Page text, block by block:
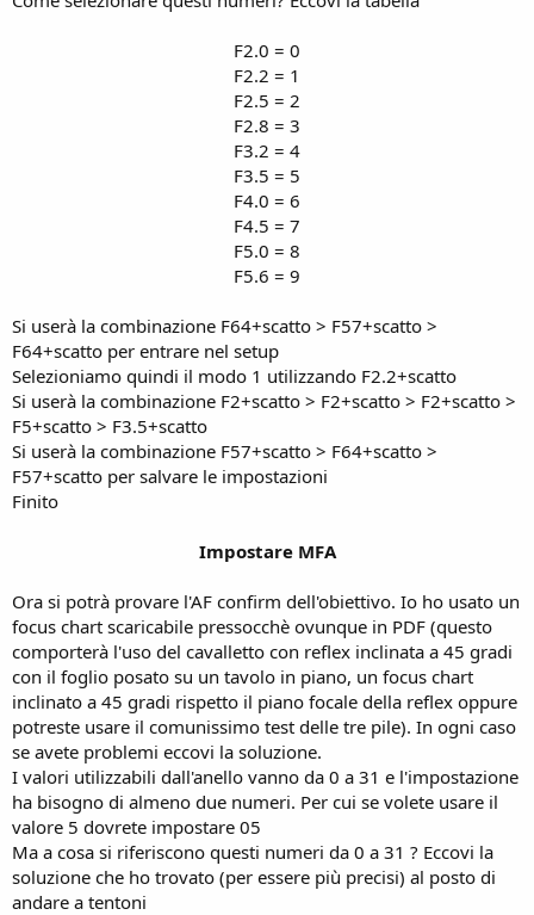
F2.0 = 0
F2.2 = 1
F2.5 = 2
F2.8 = 3
F3.2 = 4
F3.5 = 5
F4.0 = 6
F4.5 = 7
F5.0 = 8
F5.6 = 9​
Si userà la combinazione F64+scatto > F57+scatto >
F64+scatto per entrare nel setup
Selezioniamo quindi il modo 1 utilizzando F2.2+scatto
Si userà la combinazione F2+scatto > F2+scatto > F2+scatto >
F5+scatto > F3.5+scatto
Si userà la combinazione F57+scatto > F64+scatto >
F57+scatto per salvare le impostazioni
Finito
Impostare MFA
Ora si potrà provare l'AF confirm dell'obiettivo. Io ho usato un
focus chart scaricabile pressocchè ovunque in PDF (questo
comporterà l'uso del cavalletto con reflex inclinata a 45 gradi
con il foglio posato su un tavolo in piano, un focus chart
inclinato a 45 gradi rispetto il piano focale della reflex oppure
potreste usare il comunissimo test delle tre pile). In ogni caso
se avete problemi eccovi la soluzione.
I valori utilizzabili dall'anello vanno da 0 a 31 e l'impostazione
ha bisogno di almeno due numeri. Per cui se volete usare il
valore 5 dovrete impostare 05
Ma a cosa si riferiscono questi numeri da 0 a 31 ? Eccovi la
soluzione che ho trovato (per essere più precisi) al posto di
andare a tentoni